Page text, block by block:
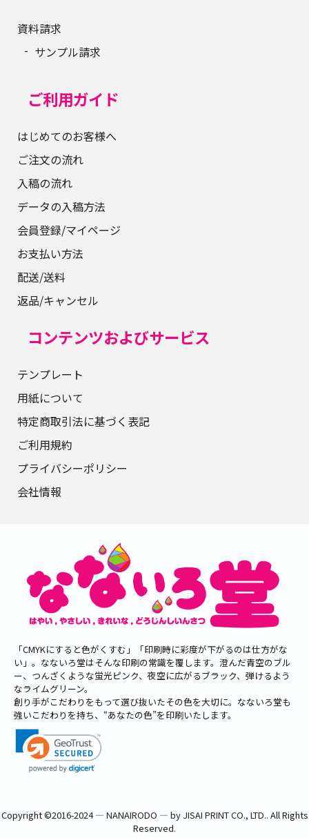
資料請求
サンプル請求
ご利用ガイド
はじめてのお客様へ
ご注文の流れ
入稿の流れ
データの入稿方法
会員登録/マイページ
お支払い方法
配送/送料
返品/キャンセル
コンテンツおよびサービス
テンプレート
用紙について
特定商取引法に基づく表記
ご利用規約
プライバシーポリシー
会社情報
「CMYKにすると色がくすむ」「印刷時に彩度が下がるのは仕方がな
い」。なないろ堂はそんな印刷の常識を覆します。澄んだ青空のブル
ー、つんざくような蛍光ピンク、夜空に広がるブラック、弾けるよう
なライムグリーン。
創り手がこだわりをもって選び抜いたその色を大切に。なないろ堂も
強いこだわりを持ち、“あなたの色”を印刷いたします。
Copyright ©2016-2024 ― NANAIRODO ― by JISAI PRINT CO., LTD.. All Rights
Reserved.